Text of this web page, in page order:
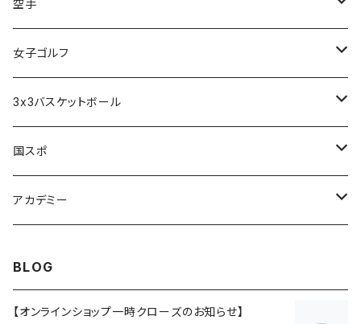
アルカディア奈良 - ファンクラブ入会 -
空手
橋本大夢
女子ゴルフ
久世 夏乃香
3x3バスケットボール
奈良グレートブッターズ
国スポ
奈良県成年男子バスケットボール
アカデミー
BLOG
【オンラインショップ一時クローズのお知らせ】